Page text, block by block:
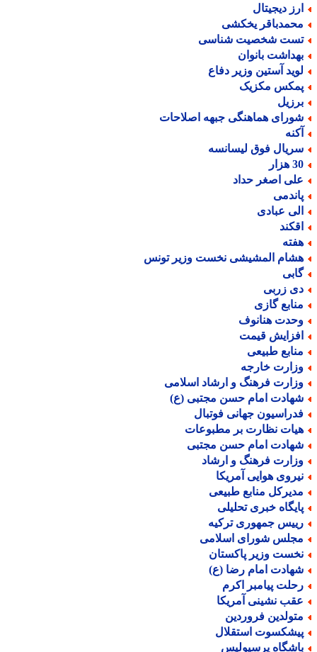
دیجیتال
یخکشی
شخصیت شناسی
بانوان
آستین وزیر دفاع
مکزیک
هماهنگی جبهه اصلاحات
فوق لیسانسه
اصغر حداد
عبادی
المشیشی نخست وزیر تونس
زربی
گازی
هنانوف
قیمت
طبیعی
خارجه
فرهنگ و ارشاد اسلامی
امام حسن مجتبی (ع)
جهانی فوتبال
نظارت بر مطبوعات
امام حسن مجتبی
فرهنگ و ارشاد
هوایی آمریکا
منابع طبیعی
خبری تحلیلی
جمهوری ترکیه
شورای اسلامی
وزیر پاکستان
امام رضا (ع)
پیامبر اکرم
نشینی آمریکا
فروردین
استقلال
پرسپولیس